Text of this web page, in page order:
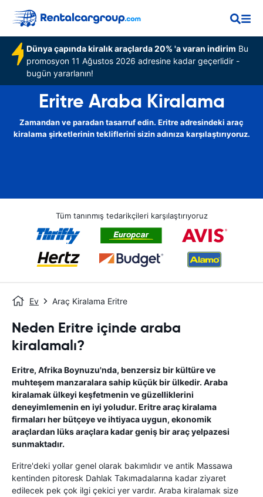
Dünya çapında kiralık araçlarda 20% 'a varan indirim Bu
promosyon 11 Ağustos 2026 adresine kadar geçerlidir -
bugün yararlanın!
Eritre Araba Kiralama
Zamandan ve paradan tasarruf edin. Eritre adresindeki araç
kiralama şirketlerinin tekliflerini sizin adınıza karşılaştırıyoruz.
Tüm tanınmış tedarikçileri karşılaştırıyoruz
Ev Araç Kiralama Eritre
Neden Eritre içinde araba
kiralamalı?
Eritre, Afrika Boynuzu'nda, benzersiz bir kültüre ve
muhteşem manzaralara sahip küçük bir ülkedir. Araba
kiralamak ülkeyi keşfetmenin ve güzelliklerini
deneyimlemenin en iyi yoludur. Eritre araç kiralama
firmaları her bütçeye ve ihtiyaca uygun, ekonomik
araçlardan lüks araçlara kadar geniş bir araç yelpazesi
sunmaktadır.
Eritre'deki yollar genel olarak bakımlıdır ve antik Massawa
kentinden pitoresk Dahlak Takımadalarına kadar ziyaret
edilecek pek çok ilgi çekici yer vardır. Araba kiralamak size